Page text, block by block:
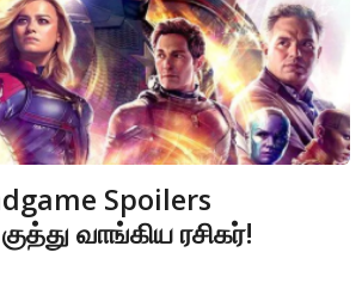
Spoilers
வாங்கிய ரசிகர்!